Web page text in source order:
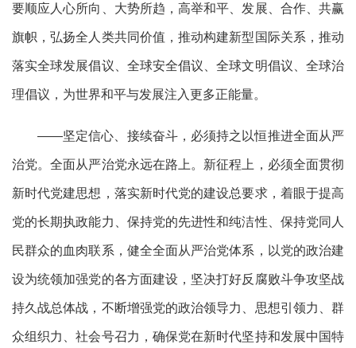
要顺应人心所向、大势所趋，高举和平、发展、合作、共赢
旗帜，弘扬全人类共同价值，推动构建新型国际关系，推动
落实全球发展倡议、全球安全倡议、全球文明倡议、全球治
理倡议，为世界和平与发展注入更多正能量。
——坚定信心、接续奋斗，必须持之以恒推进全面从严
治党。全面从严治党永远在路上。新征程上，必须全面贯彻
新时代党建思想，落实新时代党的建设总要求，着眼于提高
党的长期执政能力、保持党的先进性和纯洁性、保持党同人
民群众的血肉联系，健全全面从严治党体系，以党的政治建
设为统领加强党的各方面建设，坚决打好反腐败斗争攻坚战
持久战总体战，不断增强党的政治领导力、思想引领力、群
众组织力、社会号召力，确保党在新时代坚持和发展中国特